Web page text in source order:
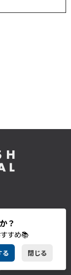
？
すめ📚
る 閉じる